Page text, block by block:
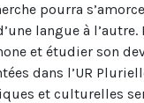
pourra
langue à
et étudier son
dans l’UR
et culturelles